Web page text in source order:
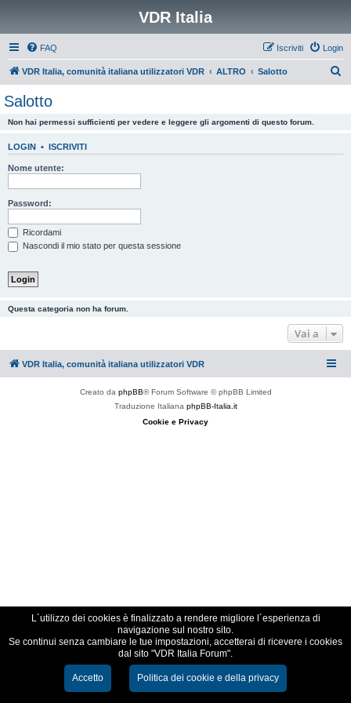
VDR Italia
FAQ Login
Iscriviti
VDR Italia, comunità italiana utilizzatori VDR ALTRO Salotto
Salotto
Non hai permessi sufficienti per vedere e leggere gli argomenti di questo forum.
LOGIN • ISCRIVITI
Nome utente:
Password:
Ricordami
Nascondi il mio stato per questa sessione
Questa categoria non ha forum.
Vai a
VDR Italia, comunità italiana utilizzatori VDR
Creato da phpBB® Forum Software © phpBB Limited
Traduzione Italiana phpBB-Italia.it
Cookie e Privacy
L´utilizzo dei cookies è finalizzato a rendere migliore l´esperienza di
navigazione sul nostro sito.
Se continui senza cambiare le tue impostazioni, accetterai di ricevere i cookies
dal sito "VDR Italia Forum".
Accetto Politica dei cookie e della privacy